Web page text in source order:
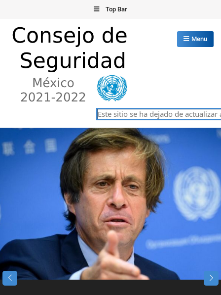
content
Top Bar
Consejo de Seguridad de las
Naciones Unidas
Menu
Este sitio se ha dejado de actualizar a